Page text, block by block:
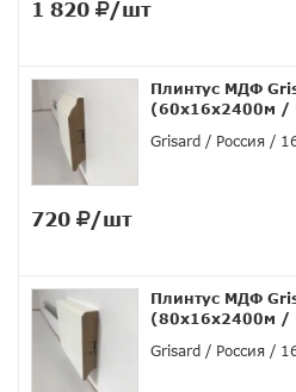
1 820 /шт
Плинтус МДФ
(60x16x2400м /
Grisard
Россия
720 /шт
Плинтус МДФ
(80x16x2400м /
Grisard
Россия